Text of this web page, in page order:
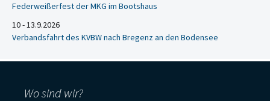
Federweißerfest der MKG im Bootshaus
10 - 13.9.2026
Verbandsfahrt des KVBW nach Bregenz an den Bodensee
Wo sind wir?